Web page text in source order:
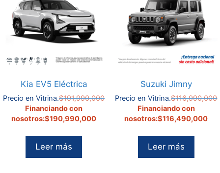
Kia EV5 Eléctrica
Precio en Vitrina.$191,990,000El
original
$191,990,000.
Financiando con
nosotros:$190,990,000
precio
$190,990,000.
Leer más
Suzuki Jimny
Precio en Vitrina.$116,990,000
precio
$116,990,000.
Financiando con
nosotros:$116,490,000
Leer más